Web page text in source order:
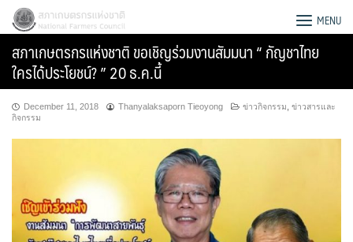
Skip
content
สภาเกษตรกรแห่งชาติ MENU
สภาเกษตรกรแห่งชาติ ขอเชิญร่วมงานสัมมนา “ กัญชาไทย
ใครได้ประโยชน์? ” 20 ธ.ค.นี้
December 11, 2018 Thanyalaksaporn Tieoyong ข่าวกิจกรรม ข่าวสารและ
กิจกรรม